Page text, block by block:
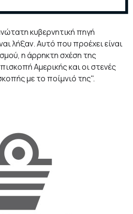
κυβερνητική πηγή
λήξαν. Αυτό που προέχει είναι
η άρρηκτη σχέση της
Αμερικής και οι στενές
με το ποίμνιό της".